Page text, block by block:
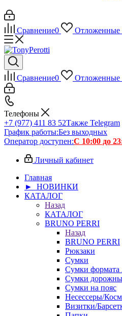
Сравнение0 Отложенные
Сравнение0 Отложенные
Телефоны
+7 (977) 411 83 52Также Telegram
График работы:Без выходных
Оператор доступен:С 10:00 до
Личный кабинет
Главная
► НОВИНКИ
КАТАЛОГ
Назад
КАТАЛОГ
BRUNO PERRI
Назад
BRUNO PERRI
Рюкзаки
Сумки
Сумки
Сумки
Сумки на пояс
Несессеры/
Визитки/